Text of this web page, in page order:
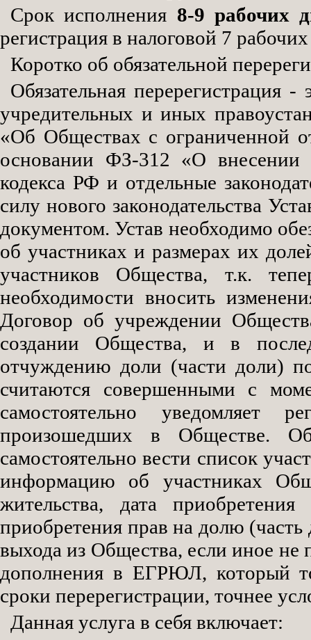
Срок исполнения 8-9 рабочих
регистрация в налоговой 7
Коротко об обязательной
Обязательная перерегистрация
учредительных и иных
«Об Обществах с ограниченной
основании ФЗ-312 «О внесении
кодекса РФ и отдельные
силу нового законодательства
документом. Устав необходимо
об участниках и размерах их
участников Общества, т.к.
необходимости вносить
Договор об учреждении
создании Общества, и в
отчуждению доли (части доли)
считаются совершенными с
самостоятельно уведомляет
произошедших в Обществе.
самостоятельно вести список
информацию об участниках
жительства, дата
приобретения прав на долю
выхода из Общества, если иное не
дополнения в ЕГРЮЛ, который
сроки перерегистрации, точнее
Данная услуга в себя включает: